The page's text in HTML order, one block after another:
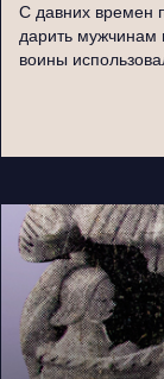
С давних времен
дарить
воины